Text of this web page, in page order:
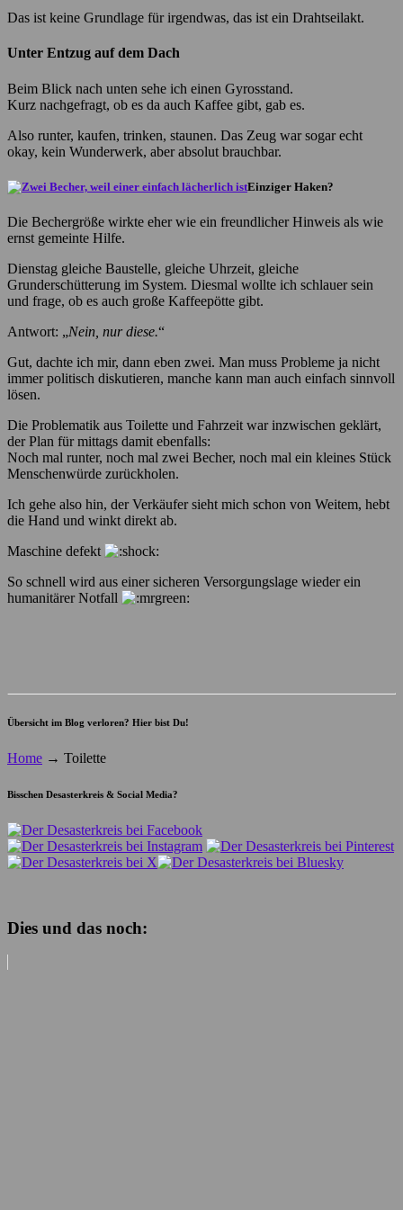
Das ist keine Grundlage für irgendwas, das ist ein Drahtseilakt.
Unter Entzug auf dem Dach
Beim Blick nach unten sehe ich einen Gyrosstand.
Kurz nachgefragt, ob es da auch Kaffee gibt, gab es.
Also runter, kaufen, trinken, staunen. Das Zeug war sogar echt
okay, kein Wunderwerk, aber absolut brauchbar.
Einziger Haken?
Die Bechergröße wirkte eher wie ein freundlicher Hinweis als wie
ernst gemeinte Hilfe.
Dienstag gleiche Baustelle, gleiche Uhrzeit, gleiche
Grunderschütterung im System. Diesmal wollte ich schlauer sein
und frage, ob es auch große Kaffeepötte gibt.
Antwort: „Nein, nur diese.“
Gut, dachte ich mir, dann eben zwei. Man muss Probleme ja nicht
immer politisch diskutieren, manche kann man auch einfach sinnvoll
lösen.
Die Problematik aus Toilette und Fahrzeit war inzwischen geklärt,
der Plan für mittags damit ebenfalls:
Noch mal runter, noch mal zwei Becher, noch mal ein kleines Stück
Menschenwürde zurückholen.
Ich gehe also hin, der Verkäufer sieht mich schon von Weitem, hebt
die Hand und winkt direkt ab.
Maschine defekt
So schnell wird aus einer sicheren Versorgungslage wieder ein
humanitärer Notfall
Übersicht im Blog verloren? Hier bist Du!
Home → Toilette
Bisschen Desasterkreis & Social Media?
Dies und das noch: